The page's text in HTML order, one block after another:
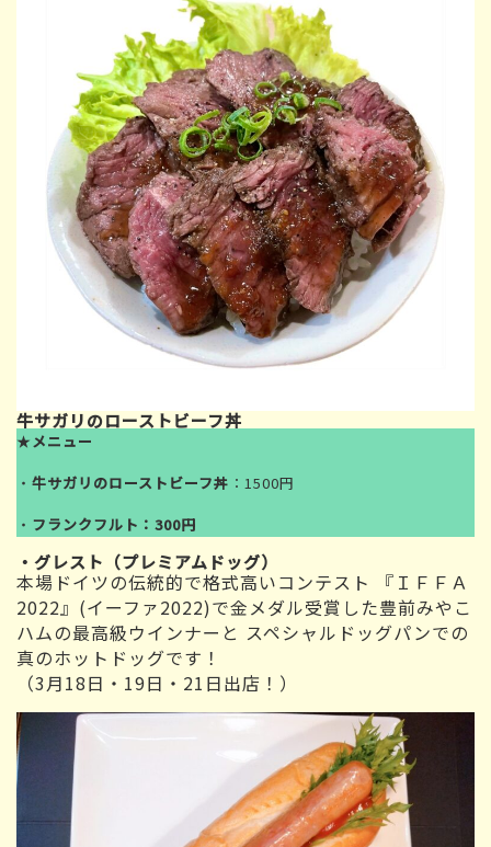
牛サガリのローストビーフ丼
★ メニュー
・ 牛サガリのローストビーフ丼 ：1500円
・ フランクフルト：300円
・グレスト（プレミアムドッグ）
本場ドイツの伝統的で格式高いコンテスト 『ＩＦＦＡ
2022』(イーファ2022)で金メダル受賞した豊前みやこ
ハムの最高級ウインナーと スペシャルドッグパンでの
真のホットドッグです！
（3月18日・19日・21日出店！）